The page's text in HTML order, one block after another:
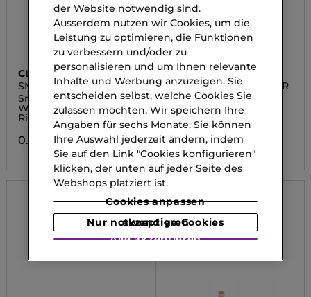
CLINIQUE
SMART CLINICAL REPAIR
Smart Clinical Repair™
Wrinkle Repair Cream
Rich
0.00 CHF
CLINIQUE
SMART CLINICAL REPAIR
Smart Clinical Repair™
Wrinkle Repair Cream
Light
0.00 CHF
der Website notwendig sind.
Ausserdem nutzen wir Cookies, um die
Leistung zu optimieren, die Funktionen
zu verbessern und/oder zu
personalisieren und um Ihnen relevante
Inhalte und Werbung anzuzeigen. Sie
entscheiden selbst, welche Cookies Sie
zulassen möchten. Wir speichern Ihre
Angaben für sechs Monate. Sie können
Ihre Auswahl jederzeit ändern, indem
Sie auf den Link "Cookies konfigurieren"
klicken, der unten auf jeder Seite des
Webshops platziert ist.
Cookies anpassen
Nur notwendige Cookies akzeptieren
Alle akzeptieren